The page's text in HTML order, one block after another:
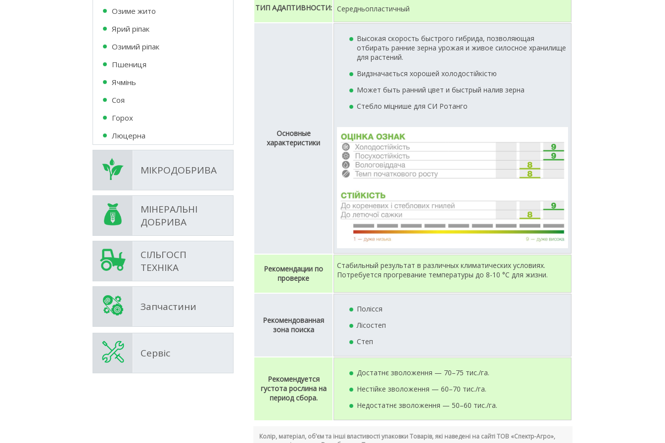
Озиме жито
Ярий ріпак
Озимий ріпак
Пшениця
Ячмінь
Соя
Горох
Люцерна
МІКРОДОБРИВА
МІНЕРАЛЬНІ
ДОБРИВА
СІЛЬГОСП
ТЕХНІКА
Запчастини
Сервіс
ТИП АДАПТИВНОСТИ: Середньопластичный
Основные
характеристики
Высокая скорость быстрого гибрида, позволяющая
отбирать ранние зерна урожая и живое силосное хранилище
для растений.
Видзначається хорошей холодостійкістю
Может быть ранний цвет и быстрый налив зерна
Стебло міцнише для СИ Ротанго
Рекомендации по
проверке
Стабильный результат в различных климатических условиях.
Потребуется прогревание температуры до 8-10 °С для жизни.
Рекомендованная
зона поиска
Полісся
Лісостеп
Степ
Рекомендуется
густота рослина на
период сбора.
Достатнє зволоження — 70–75 тис./га.
Нестійке зволоження — 60–70 тис./га.
Недостатнє зволоження — 50–60 тис./га.
Колір, матеріал, об’єм та інші властивості упаковки Товарів, які наведені на сайті ТОВ «Спектр-Агро»,